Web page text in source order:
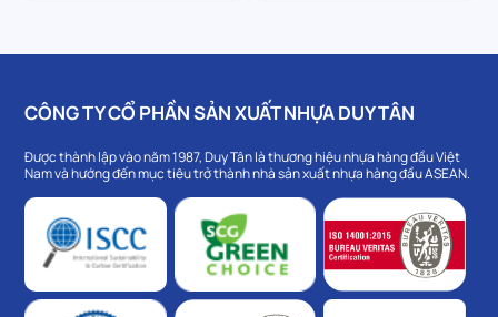
CÔNG TY CỔ PHẦN SẢN XUẤT NHỰA DUY TÂN
Được thành lập vào năm 1987, Duy Tân là thương hiệu nhựa hàng đầu Việt
Nam và hướng đến mục tiêu trở thành nhà sản xuất nhựa hàng đầu ASEAN.